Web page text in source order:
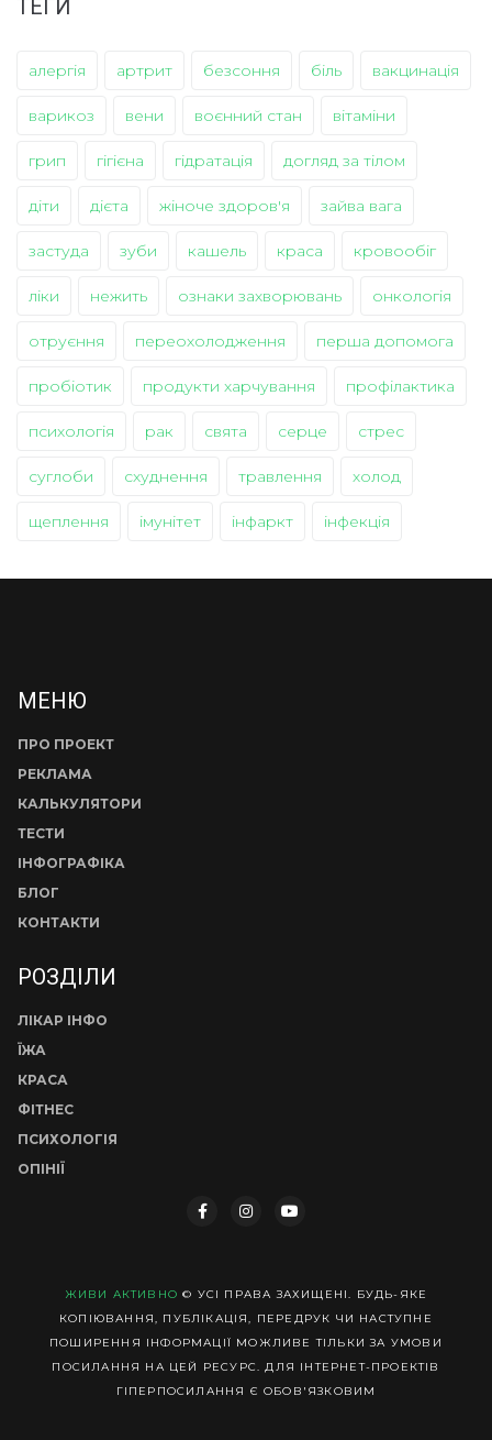
ТЕГИ
алергія артрит безсоння біль вакцинація
варикоз вени воєнний стан вітаміни
грип гігієна гідратація догляд за тілом
діти дієта жіноче здоров'я зайва вага
застуда зуби кашель краса кровообіг
ліки нежить ознаки захворювань онкологія
отруєння переохолодження перша допомога
пробіотик продукти харчування профілактика
психологія рак свята серце стрес
суглоби схуднення травлення холод
щеплення імунітет інфаркт інфекція
МЕНЮ
ПРО ПРОЕКТ
РЕКЛАМА
КАЛЬКУЛЯТОРИ
ТЕСТИ
ІНФОГРАФІКА
БЛОГ
КОНТАКТИ
РОЗДІЛИ
ЛІКАР ІНФО
ЇЖА
КРАСА
ФІТНЕС
ПСИХОЛОГІЯ
ОПІНІЇ
ЖИВИ АКТИВНО © УСІ ПРАВА ЗАХИЩЕНІ. БУДЬ-ЯКЕ
КОПІЮВАННЯ, ПУБЛІКАЦІЯ, ПЕРЕДРУК ЧИ НАСТУПНЕ
ПОШИРЕННЯ ІНФОРМАЦІЇ МОЖЛИВЕ ТІЛЬКИ ЗА УМОВИ
ПОСИЛАННЯ НА ЦЕЙ РЕСУРС. ДЛЯ ІНТЕРНЕТ-ПРОЕКТІВ
ГІПЕРПОСИЛАННЯ Є ОБОВ'ЯЗКОВИМ